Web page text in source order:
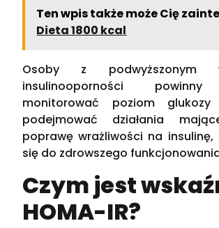
Ten wpis także może Cię
Dieta 1800 kcal
Osoby z podwyższonym
insulinooporności powinny
monitorować poziom
podejmować działania
poprawę wrażliwości na insulinę,
się do zdrowszego
Czym jest
HOMA-IR?